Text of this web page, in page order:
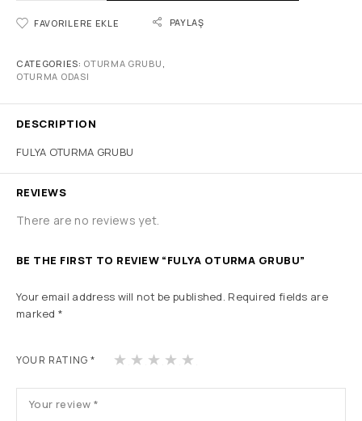
FAVORILERE EKLE PAYLAŞ
CATEGORIES: OTURMA GRUBU
OTURMA ODASI
DESCRIPTION
FULYA OTURMA GRUBU
REVIEWS
There are no reviews yet.
BE THE FIRST TO REVIEW “FULYA OTURMA GRUBU”
Your email address will not be published. Required fields are
marked*
YOUR RATING* 1 2 3 4